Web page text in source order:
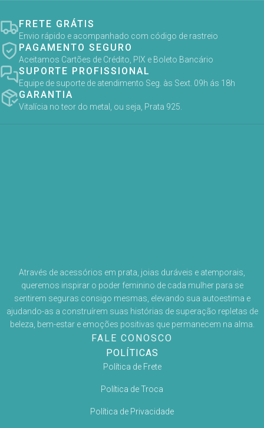
FRETE GRÁTIS
Envio rápido e acompanhado com código de rastreio
PAGAMENTO SEGURO
Aceitamos Cartões de Crédito, PIX e Boleto Bancário
SUPORTE PROFISSIONAL
Equipe de suporte de atendimento Seg. às Sext. 09h ás 18h
GARANTIA
Vitalícia no teor do metal, ou seja, Prata 925.
Através de acessórios em prata, joias duráveis e atemporais,
queremos inspirar o poder feminino de cada mulher para se
sentirem seguras consigo mesmas, elevando sua autoestima e
ajudando-as a construírem suas histórias de superação repletas de
beleza, bem-estar e emoções positivas que permanecem na alma.
FALE CONOSCO
POLÍTICAS
Política de Frete
Política de Troca
Política de Privacidade